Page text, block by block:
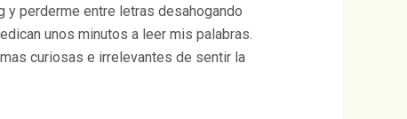
y perderme entre letras desahogando
unos minutos a leer mis palabras.
curiosas e irrelevantes de sentir la